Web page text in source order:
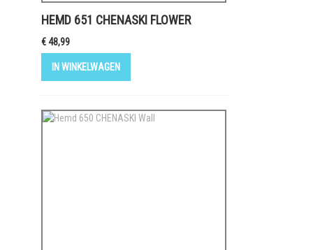
HEMD 651 CHENASKI FLOWER
€ 48,99
IN WINKELWAGEN